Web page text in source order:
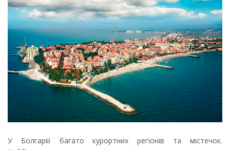
У Болгаріії багато курортних регіонів та містечок.